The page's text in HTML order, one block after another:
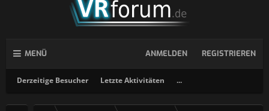
MENÜ
Derzeitige Besucher Letzte Aktivitäten ...
ANMELDEN REGISTRIEREN